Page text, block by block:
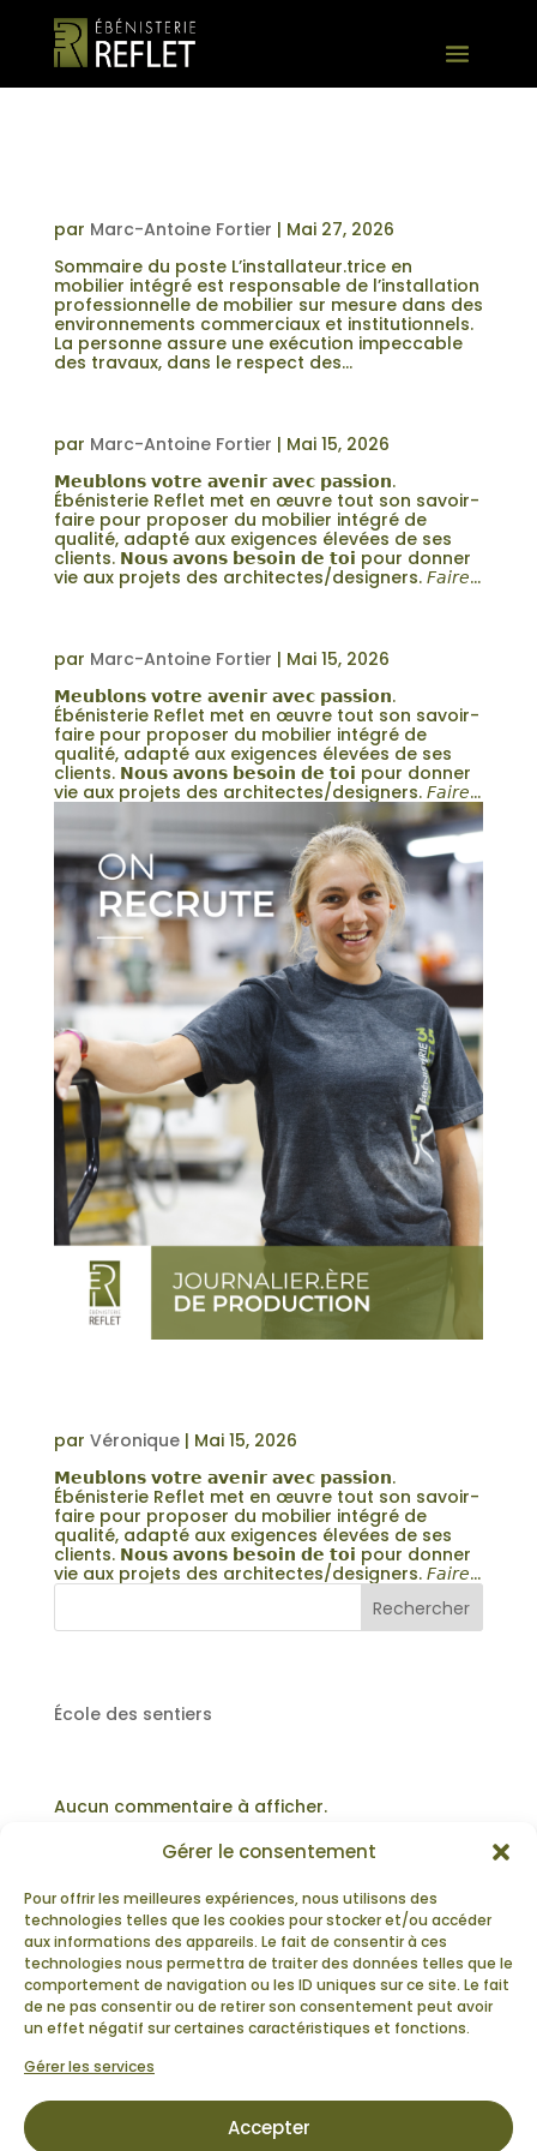
Gérer le consentement
Pour offrir les meilleures expériences, nous utilisons des
technologies telles que les cookies pour stocker et/ou accéder
aux informations des appareils. Le fait de consentir à ces
technologies nous permettra de traiter des données telles que le
comportement de navigation ou les ID uniques sur ce site. Le fait
de ne pas consentir ou de retirer son consentement peut avoir
un effet négatif sur certaines caractéristiques et fonctions.
Gérer les services
Accepter
par Marc-Antoine Fortier | Mai 27, 2026
Sommaire du poste L’installateur.trice en
mobilier intégré est responsable de l’installation
professionnelle de mobilier sur mesure dans des
environnements commerciaux et institutionnels.
La personne assure une exécution impeccable
des travaux, dans le respect des...
par Marc-Antoine Fortier | Mai 15, 2026
𝗠𝗲𝘂𝗯𝗹𝗼𝗻𝘀 𝘃𝗼𝘁𝗿𝗲 𝗮𝘃𝗲𝗻𝗶𝗿 𝗮𝘃𝗲𝗰 𝗽𝗮𝘀𝘀𝗶𝗼𝗻.
Ébénisterie Reflet met en œuvre tout son savoir-
faire pour proposer du mobilier intégré de
qualité, adapté aux exigences élevées de ses
clients. 𝗡𝗼𝘂𝘀 𝗮𝘃𝗼𝗻𝘀 𝗯𝗲𝘀𝗼𝗶𝗻 𝗱𝗲 𝘁𝗼𝗶 pour donner
vie aux projets des architectes/designers. 𝘍𝘢𝘪𝘳𝘦...
par Marc-Antoine Fortier | Mai 15, 2026
𝗠𝗲𝘂𝗯𝗹𝗼𝗻𝘀 𝘃𝗼𝘁𝗿𝗲 𝗮𝘃𝗲𝗻𝗶𝗿 𝗮𝘃𝗲𝗰 𝗽𝗮𝘀𝘀𝗶𝗼𝗻.
Ébénisterie Reflet met en œuvre tout son savoir-
faire pour proposer du mobilier intégré de
qualité, adapté aux exigences élevées de ses
clients. 𝗡𝗼𝘂𝘀 𝗮𝘃𝗼𝗻𝘀 𝗯𝗲𝘀𝗼𝗶𝗻 𝗱𝗲 𝘁𝗼𝗶 pour donner
vie aux projets des architectes/designers. 𝘍𝘢𝘪𝘳𝘦...
par Véronique| Mai 15, 2026
𝗠𝗲𝘂𝗯𝗹𝗼𝗻𝘀 𝘃𝗼𝘁𝗿𝗲 𝗮𝘃𝗲𝗻𝗶𝗿 𝗮𝘃𝗲𝗰 𝗽𝗮𝘀𝘀𝗶𝗼𝗻.
Ébénisterie Reflet met en œuvre tout son savoir-
faire pour proposer du mobilier intégré de
qualité, adapté aux exigences élevées de ses
clients. 𝗡𝗼𝘂𝘀 𝗮𝘃𝗼𝗻𝘀 𝗯𝗲𝘀𝗼𝗶𝗻 𝗱𝗲 𝘁𝗼𝗶 pour donner
vie aux projets des architectes/designers. 𝘍𝘢𝘪𝘳𝘦...
Rechercher
École des sentiers
Aucun commentaire à afficher.
 ÉBÉNISTERIE REFLET
530 Rte Bégin N,
Sainte-Claire (QC) G0R 2V0